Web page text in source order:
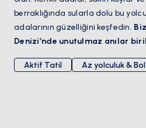
berraklığında sularla dolu bu
adalarının güzelliğini keşfedin.
Denizi’nde unutulmaz anılar
Aktif Tatil Az yolculuk &